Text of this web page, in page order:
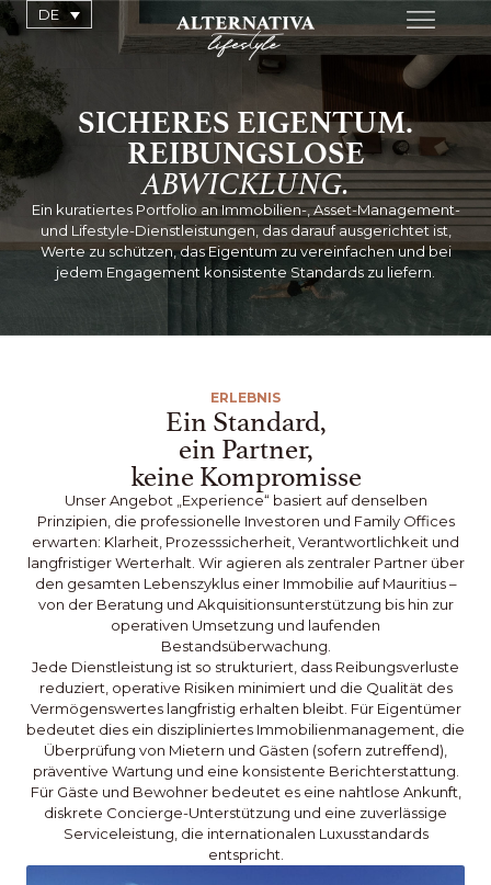
DE
SICHERES EIGENTUM.
REIBUNGSLOSE
ABWICKLUNG.
Ein kuratiertes Portfolio an Immobilien-, Asset-Management-
und Lifestyle-Dienstleistungen, das darauf ausgerichtet ist,
Werte zu schützen, das Eigentum zu vereinfachen und bei
jedem Engagement konsistente Standards zu liefern.
Unser Angebot „Experience“ basiert auf denselben
Prinzipien, die professionelle Investoren und Family Offices
erwarten: Klarheit, Prozesssicherheit, Verantwortlichkeit und
langfristiger Werterhalt. Wir agieren als zentraler Partner über
den gesamten Lebenszyklus einer Immobilie auf Mauritius –
von der Beratung und Akquisitionsunterstützung bis hin zur
operativen Umsetzung und laufenden
Bestandsüberwachung.
Jede Dienstleistung ist so strukturiert, dass Reibungsverluste
reduziert, operative Risiken minimiert und die Qualität des
Vermögenswertes langfristig erhalten bleibt. Für Eigentümer
bedeutet dies ein diszipliniertes Immobilienmanagement, die
Überprüfung von Mietern und Gästen (sofern zutreffend),
präventive Wartung und eine konsistente Berichterstattung.
Für Gäste und Bewohner bedeutet es eine nahtlose Ankunft,
diskrete Concierge-Unterstützung und eine zuverlässige
Serviceleistung, die internationalen Luxusstandards
entspricht.
ERLEBNIS
Ein Standard,
ein Partner,
keine Kompromisse